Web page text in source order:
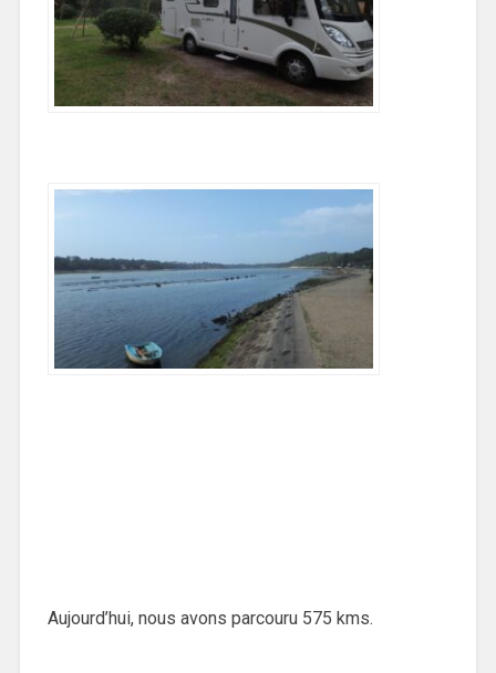
Aujourd’hui, nous avons parcouru 575 kms.